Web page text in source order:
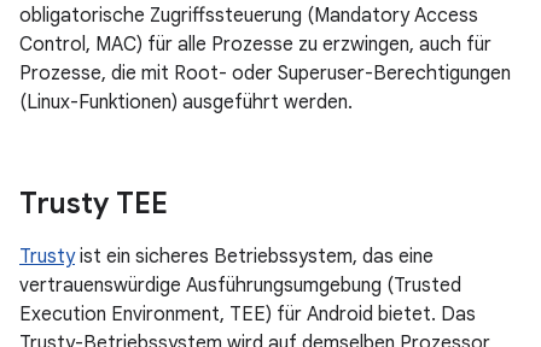
obligatorische Zugriffssteuerung (Mandatory Access
Control, MAC) für alle Prozesse zu erzwingen, auch für
Prozesse, die mit Root- oder Superuser-Berechtigungen
(Linux-Funktionen) ausgeführt werden.
Trusty TEE
Trustyist ein sicheres Betriebssystem, das eine
vertrauenswürdige Ausführungsumgebung (Trusted
Execution Environment, TEE) für Android bietet. Das